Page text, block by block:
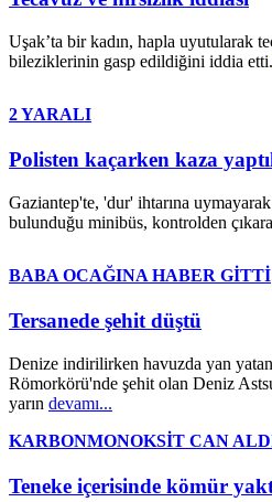
Uşak’ta bir kadın, hapla uyutularak
bileziklerinin gasp edildiğini iddia etti.
2 YARALI
Polisten kaçarken kaza
Gaziantep'te, 'dur' ihtarına
bulunduğu minibüs, kontrolden
BABA OCAĞINA HABER GİTTİ
Tersanede şehit düştü
Denize indirilirken havuzda yan
Römorkörü'nde şehit olan Deniz
yarın devamı...
KARBONMONOKSİT CAN
Teneke içerisinde kömür